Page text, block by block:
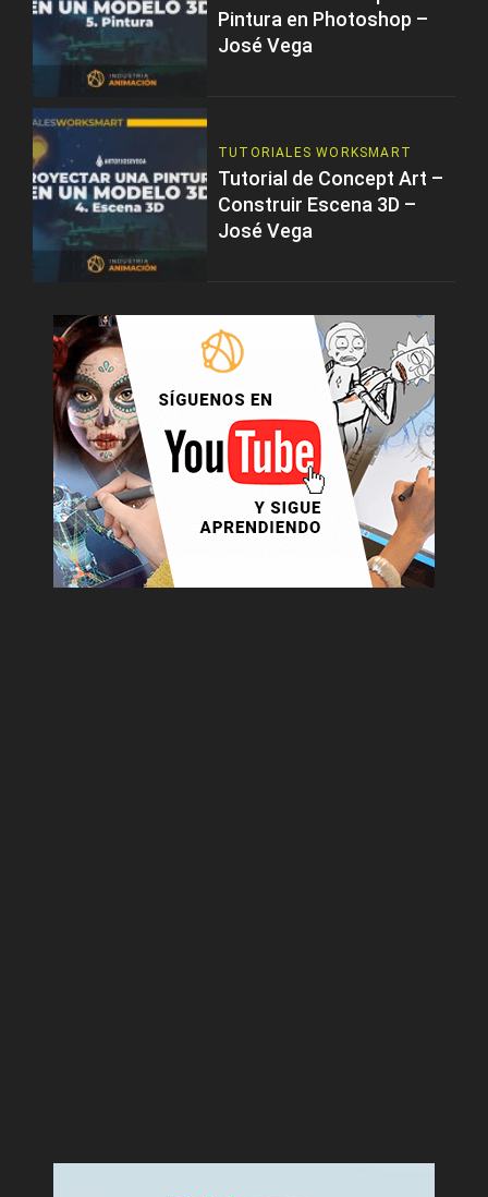
Pintura en Photoshop –
José Vega
TUTORIALES WORKSMART
Tutorial de Concept Art –
Construir Escena 3D –
José Vega